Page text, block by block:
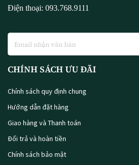
Điện thoại: 093.768.9111
CHÍNH SÁCH ƯU ĐÃI
Chính sách quy định chung
Hướng dẫn đặt hàng
Giao hàng và Thanh toán
Đổi trả và hoàn tiền
Chính sách bảo mật